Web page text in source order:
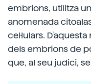
embrions, utilitza
anomenada
cel·lulars.
dels embrions de
que, al seu judici,